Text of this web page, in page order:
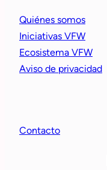
Quiénes somos
Iniciativas VFW
Ecosistema VFW
Aviso de privacidad
Contacto